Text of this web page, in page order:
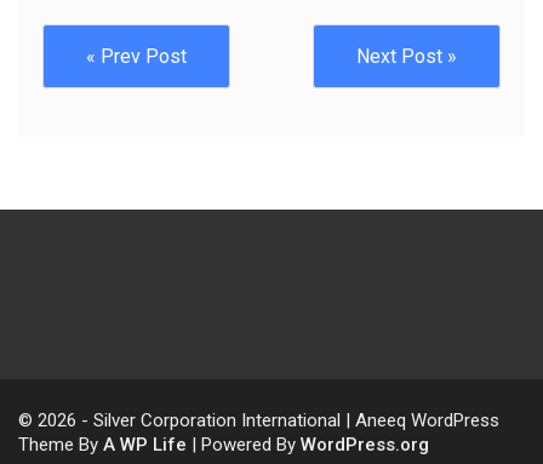
« Prev Post Next Post »
© 2026 - Silver Corporation International | Aneeq WordPress
Theme By A WP Life | Powered By WordPress.org